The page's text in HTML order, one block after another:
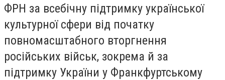
ФРН за всебічну підтримку української
культурної сфери від початку
повномасштабного вторгнення
російських військ, зокрема й за
підтримку України у Франкфуртському